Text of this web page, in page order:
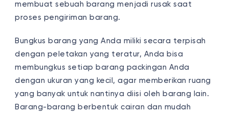
membuat sebuah barang menjadi rusak saat
proses pengiriman barang.
Bungkus barang yang Anda miliki secara terpisah
dengan peletakan yang teratur, Anda bisa
membungkus setiap barang packingan Anda
dengan ukuran yang kecil, agar memberikan ruang
yang banyak untuk nantinya diisi oleh barang lain.
Barang-barang berbentuk cairan dan mudah